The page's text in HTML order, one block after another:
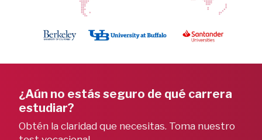
¿Aún no estás seguro de qué carrera
estudiar?
Obtén la claridad que necesitas. Toma nuestro